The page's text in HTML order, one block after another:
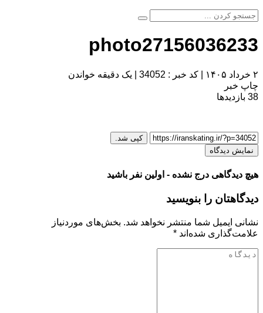
photo27156036233
۲ خرداد ۱۴۰۵ کد خبر : 34052
یک دقیقه خواندن
چاپ خبر
38 بازدیدها
کپی شد.
نمایش دیدگاه
هیچ دیدگاهی درج نشده - اولین نفر باشید
دیدگاهتان را بنویسید
نشانی ایمیل شما منتشر نخواهد شد. بخش‌های موردنیاز
علامت‌گذاری شده‌اند *